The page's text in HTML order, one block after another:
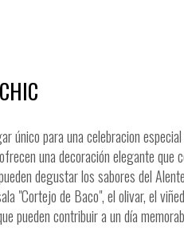
único para una celebracion
una decoración elegante que
degustar los sabores del
"Cortejo de Baco", el olivar, el
pueden contribuir a un día